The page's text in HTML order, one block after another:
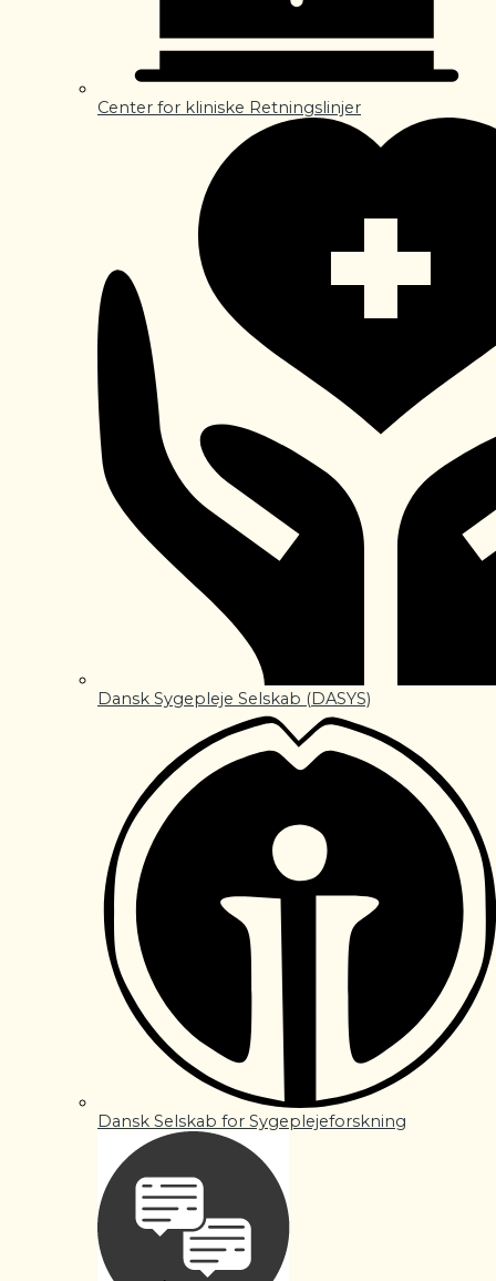
Center for kliniske Retningslinjer
Dansk Sygepleje Selskab (DASYS)
Dansk Selskab for Sygeplejeforskning